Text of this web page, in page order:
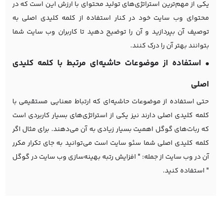
یکی از مهم‌ترین استراتژی‌های تولید محتوای با ارزش این است که در
محتوای وب سایت خود در کنار استفاده از کلمه کلیدی اصلی به
توصیف آن بپردازید و آن را توضیح دهید تا کاربران وب سایت شما
بتوانند بهتر آن را درک کنند.
• استفاده از موضوعات حاشیه‌ای مرتبط با کلمه کلیدی
اصلی
حتی استفاده از موضوعات حاشیه‌ای که ارتباط معنایی مستقیمی با
کلمه کلیدی اصلی دارند نیز یکی از استراتژی‌های بسیار کاربردی است
که ربات‌های گوگل اهمیت بسیار زیادی به آن می‌دهند. برای مثال اگر
کلمه کلیدی اصلی شما سئو سایت است می‌توانید به جای تکرار مکرر
آن در وب سایت از جمله: " افزایش رتبه بهینه‌سازی وب سایت در گوگل
" استفاده کنید.